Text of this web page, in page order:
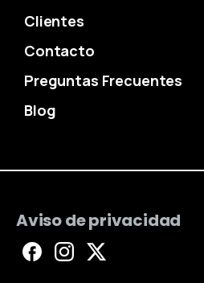
Clientes
Contacto
Preguntas Frecuentes
Blog
Aviso de privacidad